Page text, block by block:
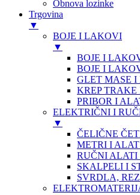
Obnova lozinke
Trgovina
▼
BOJE I LAKOVI
▼
BOJE I
BOJE I
GLET MASE
KREP TRAKE
PRIBOR I
ELEKTRIČNI I
▼
ČELIČNE
METRI I
RUČNI ALATI
SKALPELI I
SVRDLA,